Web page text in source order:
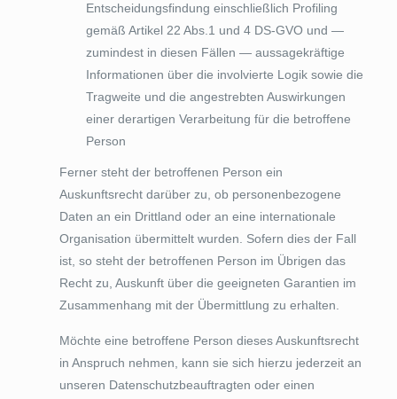
Entscheidungsfindung einschließlich Profiling
gemäß Artikel 22 Abs.1 und 4 DS-GVO und —
zumindest in diesen Fällen — aussagekräftige
Informationen über die involvierte Logik sowie die
Tragweite und die angestrebten Auswirkungen
einer derartigen Verarbeitung für die betroffene
Person
Ferner steht der betroffenen Person ein
Auskunftsrecht darüber zu, ob personenbezogene
Daten an ein Drittland oder an eine internationale
Organisation übermittelt wurden. Sofern dies der Fall
ist, so steht der betroffenen Person im Übrigen das
Recht zu, Auskunft über die geeigneten Garantien im
Zusammenhang mit der Übermittlung zu erhalten.
Möchte eine betroffene Person dieses Auskunftsrecht
in Anspruch nehmen, kann sie sich hierzu jederzeit an
unseren Datenschutzbeauftragten oder einen